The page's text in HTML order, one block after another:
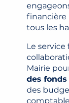
financière
tous les
Le
Mairie
des
des